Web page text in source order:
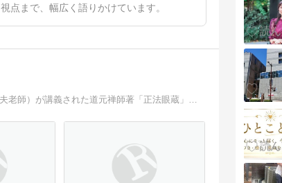
点まで、幅広く語りかけています。
自宅で毎日朝晩坐禅を始めて約30年、坐禅を始めるきっかけとなった西嶋先生（愚道和夫老師）が講義された道元禅師著「正法眼蔵」を毎日ブログで紹介しています。